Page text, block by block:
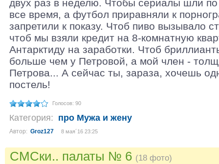
двух раз в неделю. Чтобы сериалы шли
все время, а футбол приравняли к
запретили к показу. Чтоб пиво вызывало
чтоб мы взяли кредит на 8-комнатную
Антарктиду на заработки. Чтоб
больше чем у Петровой, а мой член -
Петрова... А сейчас ты, зараза, хочешь
постель!
Голосов: 90
Категория: про Мужа и жену
Автор: Groz127 8 мая´16 23:25
СМСки.. палаты № 6 (18 фото)